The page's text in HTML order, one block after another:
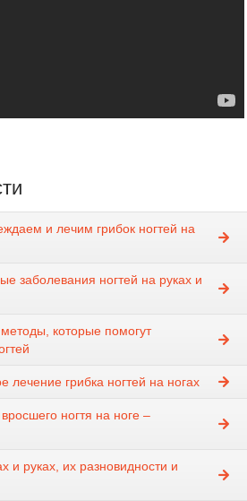
и лечим грибок ногтей на
заболевания ногтей на руках и
которые помогут
лечение грибка ногтей на ногах
ногтя на ноге –
и руках, их разновидности и